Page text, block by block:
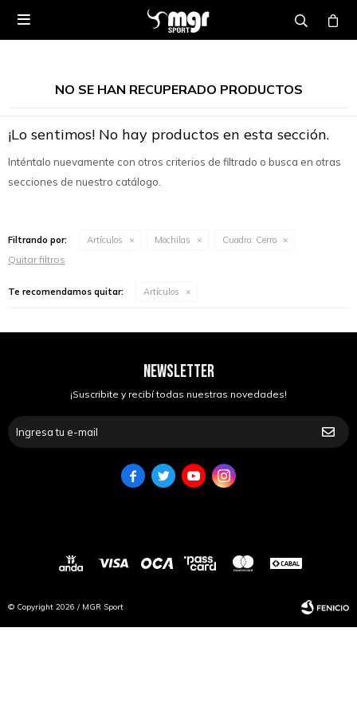

NO SE HAN RECUPERADO PRODUCTOS
¡Lo sentimos! No hay productos en esta sección.
Inténtalo nuevamente con otros criterios de filtrado o busca en otras
secciones de nuestro catálogo.
Filtrando por: Artículos Mochilas Cuadro: Cerro
Quitar filtros
Te recomendamos quitar: Artículos
NEWSLETTER
¡Suscribite y recibí todas nuestras novedades!
   
© Copyright 2026 / MGR Sport